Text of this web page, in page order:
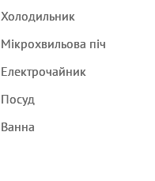
Холодильник
Мікрохвильова піч
Електрочайник
Посуд
Ванна